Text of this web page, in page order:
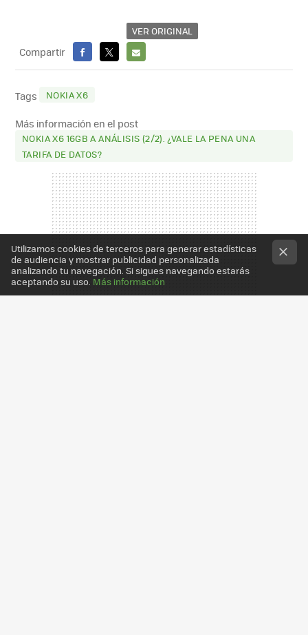
VER ORIGINAL
Compartir
FACEBOOK
X
E-
Tags NOKIA X6
Más información en el post
NOKIA X6 16GB A ANÁLISIS (2/2). ¿VALE LA PENA UNA
TARIFA DE DATOS?
Utilizamos cookies de terceros para generar estadísticas
de audiencia y mostrar publicidad personalizada
analizando tu navegación. Si sigues navegando estarás
aceptando su uso. Más información